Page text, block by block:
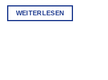
WEITERLESEN